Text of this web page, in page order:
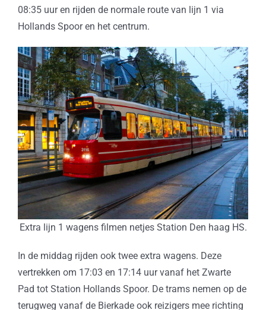
08:35 uur en rijden de normale route van lijn 1 via
Hollands Spoor en het centrum.
Extra lijn 1 wagens filmen netjes Station Den haag HS.
In de middag rijden ook twee extra wagens. Deze
vertrekken om 17:03 en 17:14 uur vanaf het Zwarte
Pad tot Station Hollands Spoor. De trams nemen op de
terugweg vanaf de Bierkade ook reizigers mee richting